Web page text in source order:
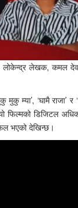
लोकेन्द्र लेखक, कमल
म्या’, ‘घामै राजा’
फिल्मको डिजिटल
भएको देखिन्छ।